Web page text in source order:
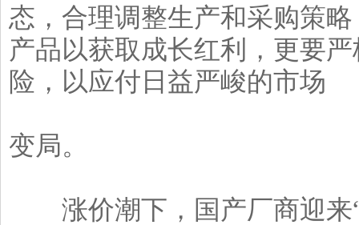
态，合理调整生产和采购策
产品以获取成长红利，更要
险，以应付日益严峻的市场
变局。
涨价潮下，国产厂商迎来